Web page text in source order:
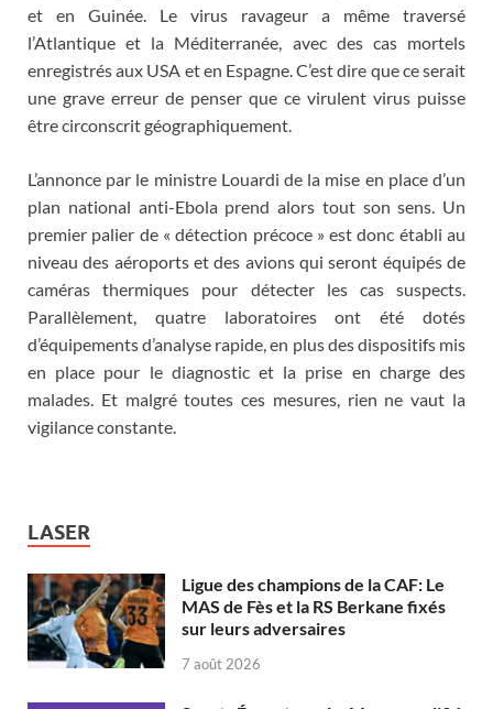
et en Guinée. Le virus ravageur a même traversé
l’Atlantique et la Méditerranée, avec des cas mortels
enregistrés aux USA et en Espagne. C’est dire que ce serait
une grave erreur de penser que ce virulent virus puisse
être circonscrit géographiquement.
L’annonce par le ministre Louardi de la mise en place d’un
plan national anti-Ebola prend alors tout son sens. Un
premier palier de « détection précoce » est donc établi au
niveau des aéroports et des avions qui seront équipés de
caméras thermiques pour détecter les cas suspects.
Parallèlement, quatre laboratoires ont été dotés
d’équipements d’analyse rapide, en plus des dispositifs mis
en place pour le diagnostic et la prise en charge des
malades. Et malgré toutes ces mesures, rien ne vaut la
vigilance constante.
LASER
Ligue des champions de la CAF: Le
MAS de Fès et la RS Berkane fixés
sur leurs adversaires
7 août 2026